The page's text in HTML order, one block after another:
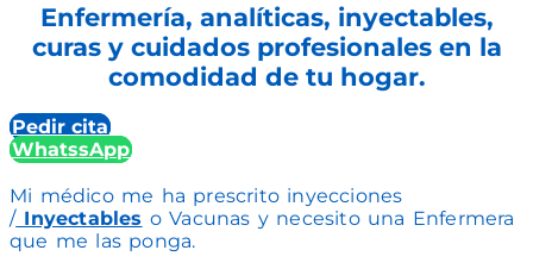
Enfermería, analíticas, inyectables,
curas y cuidados profesionales en la
comodidad de tu hogar.
Pedir cita
WhatssApp
Mi médico me ha prescrito inyecciones
/Inyectables o Vacunas y necesito una Enfermera
que me las ponga.